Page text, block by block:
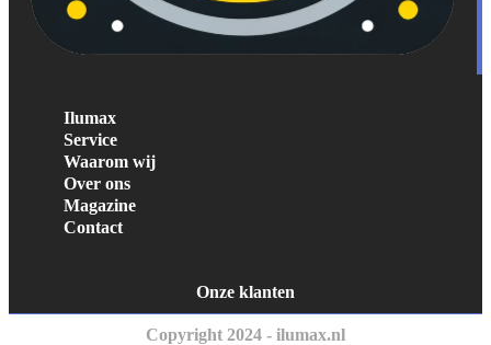
Ilumax
Service
Waarom wij
Over ons
Magazine
Contact
Onze klanten
Copyright 2024 - ilumax.nl